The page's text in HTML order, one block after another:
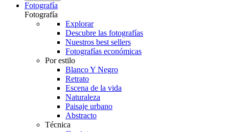
Fotografía
Fotografía
Explorar
Descubre las fotografías
Nuestros best sellers
Fotografías económicas
Por estilo
Blanco Y Negro
Retrato
Escena de la vida
Naturaleza
Paisaje urbano
Abstracto
Técnica